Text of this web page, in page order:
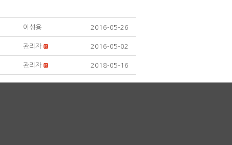
이성용 2016-05-26
관리자 2016-05-02
관리자 2018-05-16